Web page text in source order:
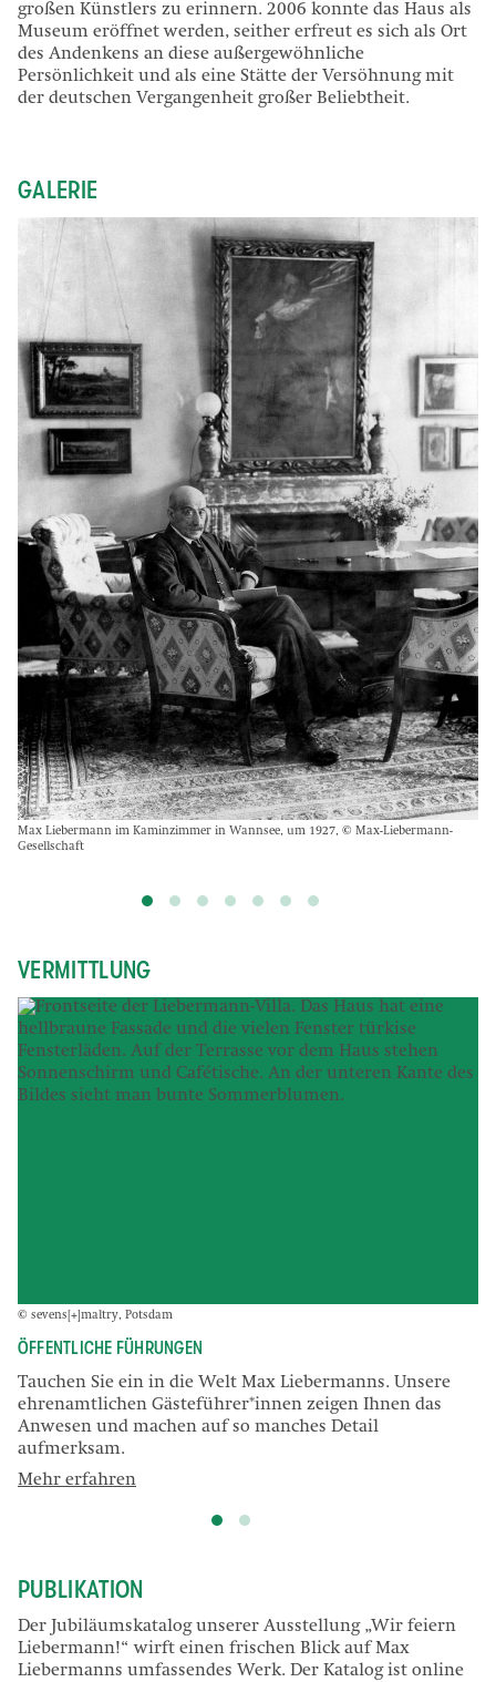
großen Künstlers zu erinnern. 2006 konnte das Haus als
Museum eröffnet werden, seither erfreut es sich als Ort
des Andenkens an diese außergewöhnliche
Persönlichkeit und als eine Stätte der Versöhnung mit
der deutschen Vergangenheit großer Beliebtheit.
GALERIE
Max Liebermann im Kaminzimmer in Wannsee, um 1927, © Max-Liebermann-
Gesellschaft
VERMITTLUNG
© sevens[+]maltry, Potsdam
ÖFFENTLICHE FÜHRUNGEN
Tauchen Sie ein in die Welt Max Liebermanns. Unsere
ehrenamtlichen Gästeführer*innen zeigen Ihnen das
Anwesen und machen auf so manches Detail
aufmerksam.
Mehr erfahren
PUBLIKATION
Der Jubiläumskatalog unserer Ausstellung „Wir feiern
Liebermann!“ wirft einen frischen Blick auf Max
Liebermanns umfassendes Werk. Der Katalog ist online